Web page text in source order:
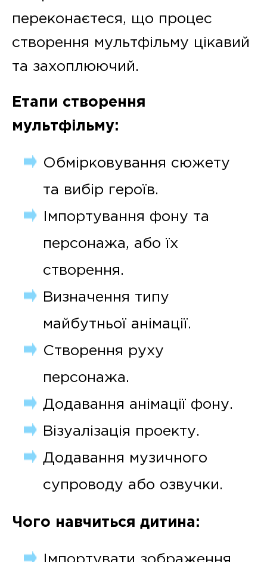
переконаєтеся, що процес
створення мультфільму цікавий
та захоплюючий.
Етапи створення
мультфільму:
Обмірковування сюжету
та вибір героїв.
Імпортування фону та
персонажа, або їх
створення.
Визначення типу
майбутньої анімації.
Створення руху
персонажа.
Додавання анімації фону.
Візуалізація проекту.
Додавання музичного
супроводу або озвучки.
Чого навчиться дитина: